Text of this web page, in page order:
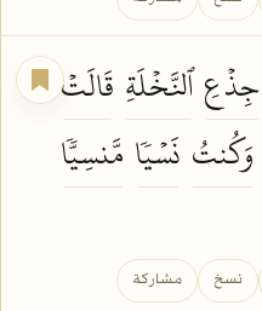
جِذۡعِٱلنَّخۡلَةِ قَالَتۡ
وَكُنتُ نَسۡيٗا مَّنسِيّٗا
نسخ مشاركة